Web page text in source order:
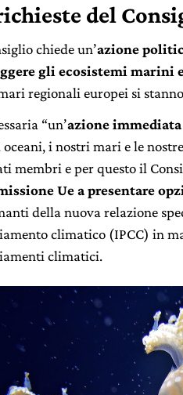
del
chiede un’azione
gli ecosistemi marini
regionali europei si
“un’azione
i nostri mari e le
membri e per questo il
Ue a presentare
della nuova relazione
climatico (IPCC) in
climatici.